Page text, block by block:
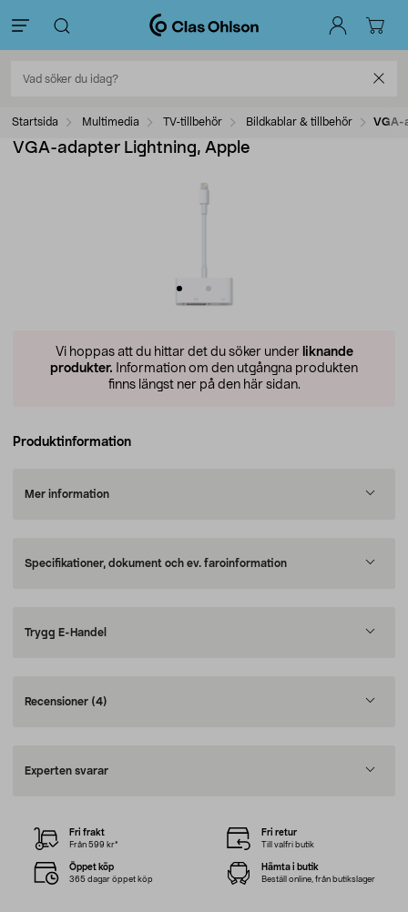
Startsida Multimedia TV-tillbehör Bildkablar & tillbehör VGA-
VGA-adapter Lightning, Apple
Vi hoppas att du hittar det du söker under liknande
produkter. Information om den utgångna produkten
finns längst ner på den här sidan.
Produktinformation
Mer information
Specifikationer, dokument och ev. faroinformation
Trygg E-Handel
Recensioner (4)
Experten svarar
Fri frakt
Från 599 kr*
Fri retur
Till valfri butik
Öppet köp
365 dagar öppet köp
Hämta i butik
Beställ online, från butikslager